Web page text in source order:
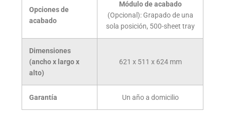
Opciones de
acabado
Módulo de acabado
(Opcional): Grapado de una
sola posición, 500-sheet tray
Dimensiones
(ancho x largo x
alto)
621 x 511 x 624 mm
Garantía Un año a domicilio